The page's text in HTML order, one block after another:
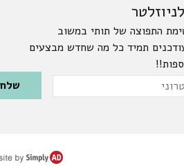
התפוצה של תותי במשוב
תמיד כל מה שחדש מבצעים
Please leave this